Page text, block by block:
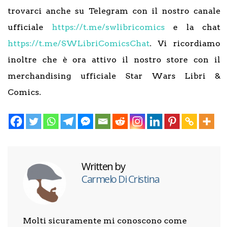
trovarci anche su Telegram con il nostro canale
ufficiale https://t.me/swlibricomics e la chat
https://t.me/SWLibriComicsChat. Vi ricordiamo
inoltre che è ora attivo il nostro store con il
merchandising ufficiale Star Wars Libri &
Comics.
Written by
Carmelo Di Cristina
Molti sicuramente mi conoscono come